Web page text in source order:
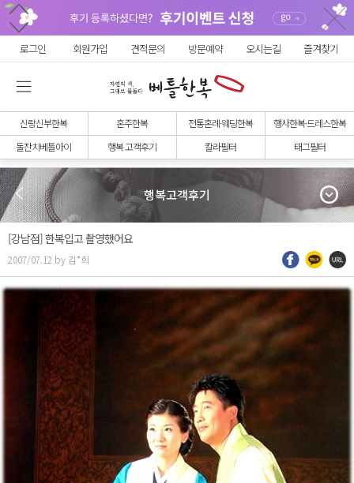
로그인 회원가입 견적문의 방문예약 오시는길 즐겨찾기
신랑신부한복 혼주한복 전통혼례·웨딩한복
행사한복·드레스한복
돌잔치베틀아이
행복 고객후기 칼라필터 태그필터
행복고객후기
[강남점] 한복입고 촬영했어요
2007/07.12 by 김*희